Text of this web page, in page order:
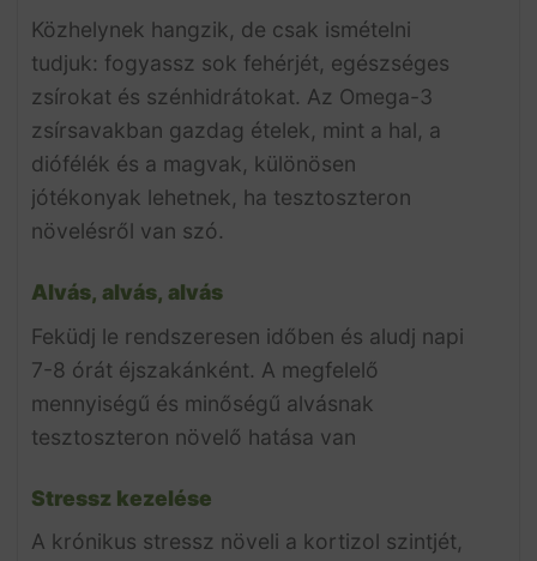
Közhelynek hangzik, de csak ismételni
tudjuk: fogyassz sok fehérjét, egészséges
zsírokat és szénhidrátokat. Az Omega-3
zsírsavakban gazdag ételek, mint a hal, a
diófélék és a magvak, különösen
jótékonyak lehetnek, ha tesztoszteron
növelésről van szó.
Alvás, alvás, alvás
Feküdj le rendszeresen időben és aludj napi
7-8 órát éjszakánként. A megfelelő
mennyiségű és minőségű alvásnak
tesztoszteron növelő hatása van
Stressz kezelése
A krónikus stressz növeli a kortizol szintjét,